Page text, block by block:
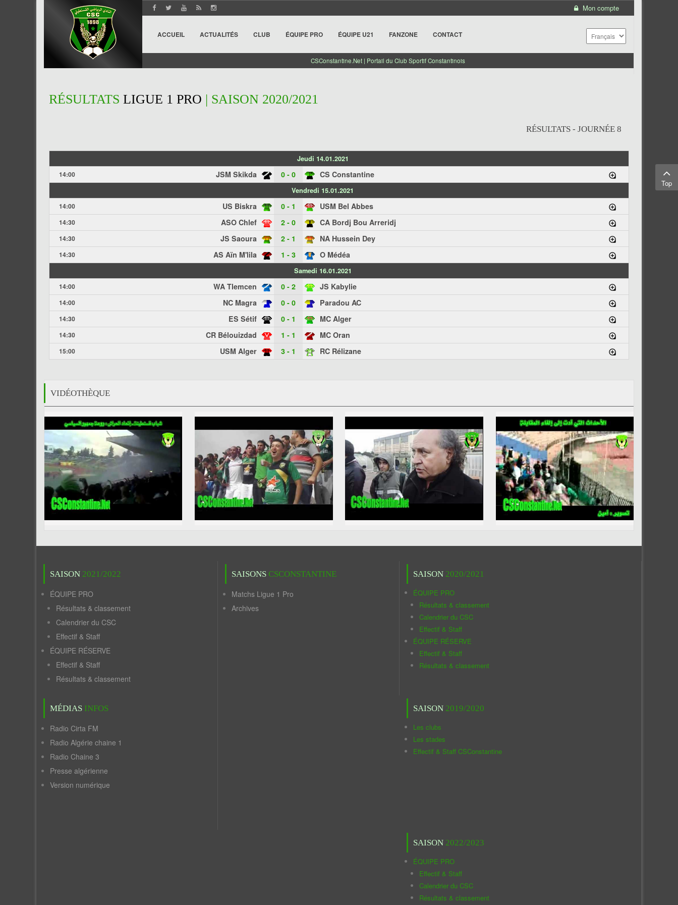
Mon compte
ACCUEIL ACTUALITÉS CLUB ÉQUIPE PRO ÉQUIPE U21 FANZONE CONTACT
CSConstantine.Net | Portail du Club Sportif Constantinois
RÉSULTATS LIGUE 1 PRO | SAISON 2020/2021
RÉSULTATS - JOURNÉE 8
Jeudi 14.01.2021
14:00
JSM Skikda 0 - 0 CS Constantine
Vendredi 15.01.2021
14:00
US Biskra 0 - 1 USM Bel Abbes
14:30 ASO Chlef 2 - 0 CA Bordj Bou Arreridj
14:30 JS Saoura 2 - 1 NA Hussein Dey
14:30 AS Aïn M'lila 1 - 3 O Médéa
Samedi 16.01.2021
14:00
WA Tlemcen 0 - 2 JS Kabylie
14:00 NC Magra 0 - 0 Paradou AC
14:30 ES Sétif 0 - 1 MC Alger
14:30 CR Bélouizdad 1 - 1 MC Oran
15:00 USM Alger 3 - 1 RC Rélizane
VIDÉOTHÈQUE
SAISON 2021/2022
ÉQUIPE PRO
Résultats & classement
Calendrier du CSC
Effectif & Staff
ÉQUIPE RÉSERVE
Effectif & Staff
Résultats & classement
MÉDIAS INFOS
Radio Cirta FM
Radio Algérie chaine 1
Radio Chaine 3
Presse algérienne
Version numérique
SAISONS CSCONSTANTINE
Matchs Ligue 1 Pro
Archives
SAISON 2020/2021
ÉQUIPE PRO
Résultats & classement
Calendrier du CSC
Effectif & Staff
ÉQUIPE RÉSERVE
Effectif & Staff
Résultats & classement
SAISON 2019/2020
Les clubs
Les stades
Effectif & Staff CSConstantine
SAISON 2022/2023
ÉQUIPE PRO
Effectif & Staff
Calendrier du CSC
Résultats & classement
Top